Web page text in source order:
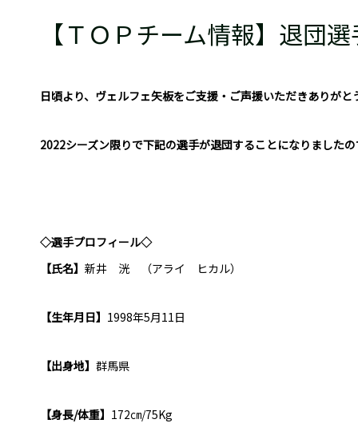
【ＴＯＰチーム情報】退団選
日頃より、ヴェルフェ矢板をご支援・ご声援いただきありがと
2022シーズン限りで下記の選手が退団することになりました
◇選手プロフィール◇
【氏名】 新井 洸 （アライ ヒカル）
【生年月日】 1998年5月11日
【出身地】 群馬県
【身長/体重】 172㎝/75Kg